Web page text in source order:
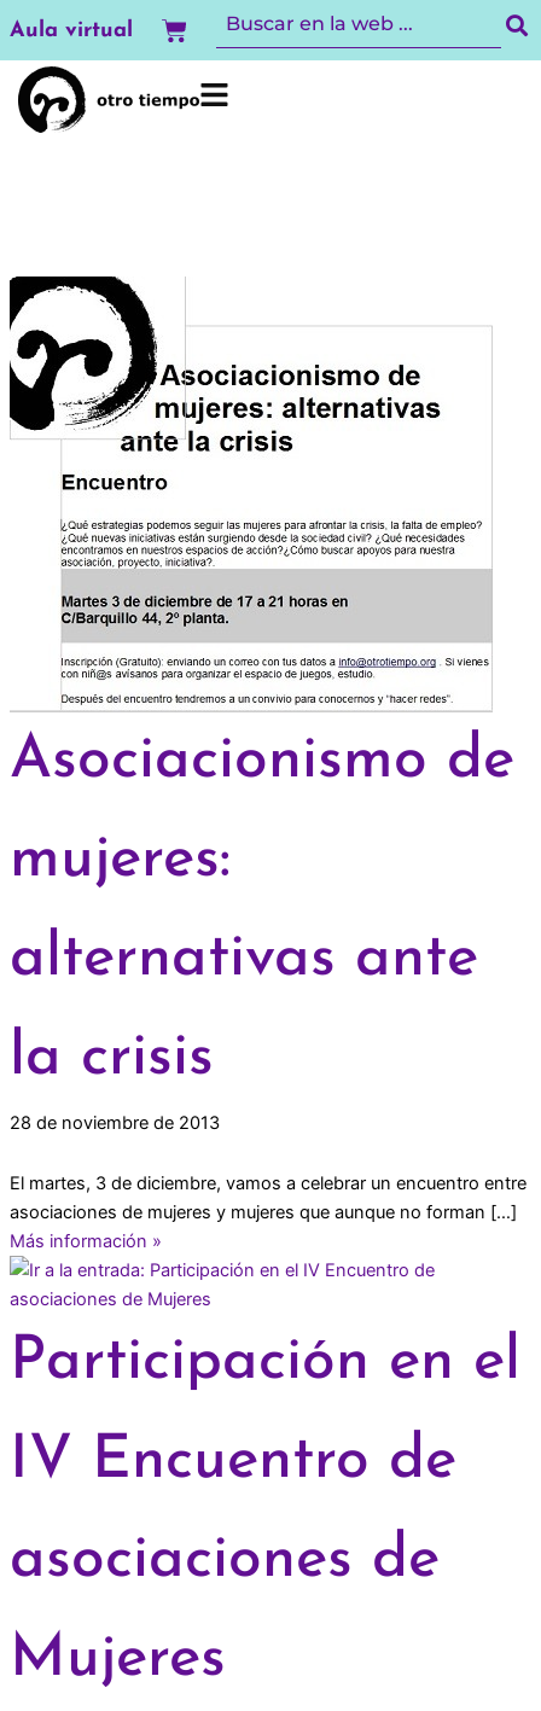
al
contenido
Aula virtual Carrito
Asociacionismo de
mujeres:
alternativas ante
la crisis
28 de noviembre de 2013
El martes, 3 de diciembre, vamos a celebrar un encuentro entre
asociaciones de mujeres y mujeres que aunque no forman […]
Más información »
Participación en el
IV Encuentro de
asociaciones de
Mujeres